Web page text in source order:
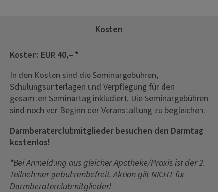
Kosten
Kosten: EUR 40,– *
In den Kosten sind die Seminargebühren,
Schulungsunterlagen und Verpflegung für den
gesamten Seminartag inkludiert. Die Seminargebühren
sind noch vor Beginn der Veranstaltung zu begleichen.
Darmberaterclubmitglieder besuchen den Darmtag
kostenlos!
*Bei Anmeldung aus gleicher Apotheke/Praxis ist der 2.
Teilnehmer gebührenbefreit. Aktion gilt NICHT für
Darmberaterclubmitglieder!